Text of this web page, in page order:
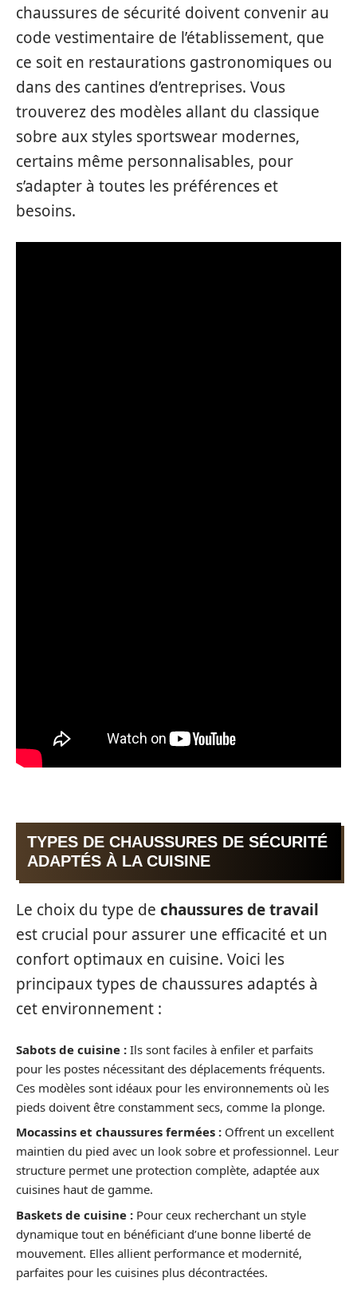
chaussures de sécurité doivent convenir au
code vestimentaire de l’établissement, que
ce soit en restaurations gastronomiques ou
dans des cantines d’entreprises. Vous
trouverez des modèles allant du classique
sobre aux styles sportswear modernes,
certains même personnalisables, pour
s’adapter à toutes les préférences et
besoins.
TYPES DE CHAUSSURES DE SÉCURITÉ
ADAPTÉS À LA CUISINE
Le choix du type de chaussures de travail
est crucial pour assurer une efficacité et un
confort optimaux en cuisine. Voici les
principaux types de chaussures adaptés à
cet environnement :
Sabots de cuisine : Ils sont faciles à enfiler et parfaits
pour les postes nécessitant des déplacements fréquents.
Ces modèles sont idéaux pour les environnements où les
pieds doivent être constamment secs, comme la plonge.
Mocassins et chaussures fermées : Offrent un excellent
maintien du pied avec un look sobre et professionnel. Leur
structure permet une protection complète, adaptée aux
cuisines haut de gamme.
Baskets de cuisine : Pour ceux recherchant un style
dynamique tout en bénéficiant d’une bonne liberté de
mouvement. Elles allient performance et modernité,
parfaites pour les cuisines plus décontractées.